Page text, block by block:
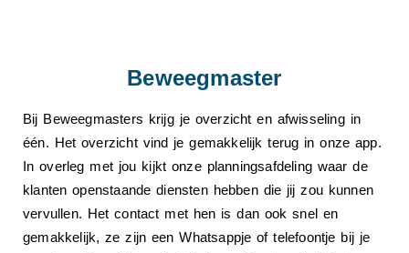
Beweegmaster
Bij Beweegmasters krijg je overzicht en afwisseling in
één. Het overzicht vind je gemakkelijk terug in onze app.
In overleg met jou kijkt onze planningsafdeling waar de
klanten openstaande diensten hebben die jij zou kunnen
vervullen. Het contact met hen is dan ook snel en
gemakkelijk, ze zijn een Whatsappje of telefoontje bij je